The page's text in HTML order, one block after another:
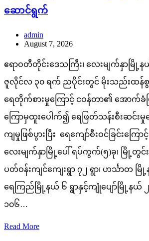
ဆောင်ရွက်
admin
August 7, 2026
ဧရာဝတီတိုင်းဒေသကြီး၊ လေးမျက်နှာမြို့
ဇူလိုင်လ ၃၀ ရက် ညပိုင်းတွင် မိုးသည်းထန်စွာ
ရေတိုက်စားမှုကြောင့် ငဝန်တာ၏ အောက်ခံ
ကြောမှထူးပေါက်၍ ရေဖြတ်သန်းစီးဆင်း
ကျမှုဖြစ်ပွားပြီး ရေကျော်စီးဝင်ခြင်းကြ
လေးမျက်နှာမြို့ပေါ် ရပ်ကွက်(၅)ခု၊ မြို့တွင်း
ပတ်ဝန်းကျင်ကျေးရွာ ၇၂ ရွာ၊ ဟင်္သာတ မြို့
ရေကြည်မြို့နယ် ၆ ရွာနှင့်ကျုံပျော်မြို့နယ် ၂ ရွ
၁၀၆…
Read More